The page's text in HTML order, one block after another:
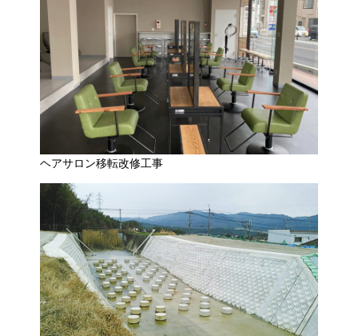
ヘアサロン移転改修工事